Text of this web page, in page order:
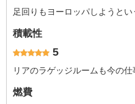
足回りもヨーロッパしようと
積載性
5
リアのラゲッジルームも今の仕
燃費